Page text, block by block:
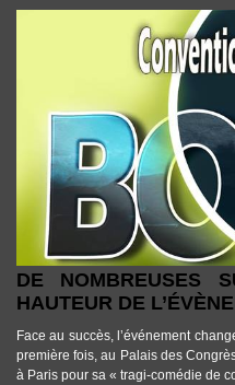
DE NOMBREUSES
HAUTEUR DE
Face au succès, l’événement
première fois, au Palais des
à Paris pour sa « tragi-comédie de